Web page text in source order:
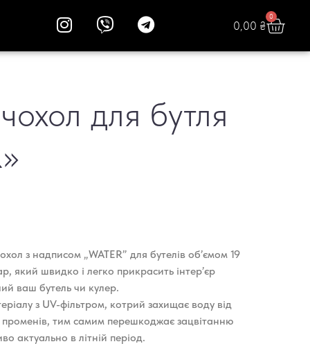
0,00 ₴
0
для бутля
з надписом „WATER” для бутелів об’ємом 19
який швидко і легко прикрасить інтер’єр
ваш бутель чи кулер.
з UV-фільтром, котрий захищає воду від
тим самим перешкоджає зацвітанню
актуально в літній період.